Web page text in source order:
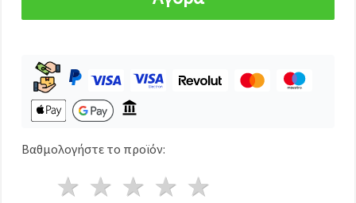
κάνοντας
Αποθήκευση.
Στον
ιστότοπο!
Ρυθμίσεις
Βαθμολογήστε το προϊόν:
4 Αστέρια
3 Αστέρια
2 Αστέρια
1 Αστέρι